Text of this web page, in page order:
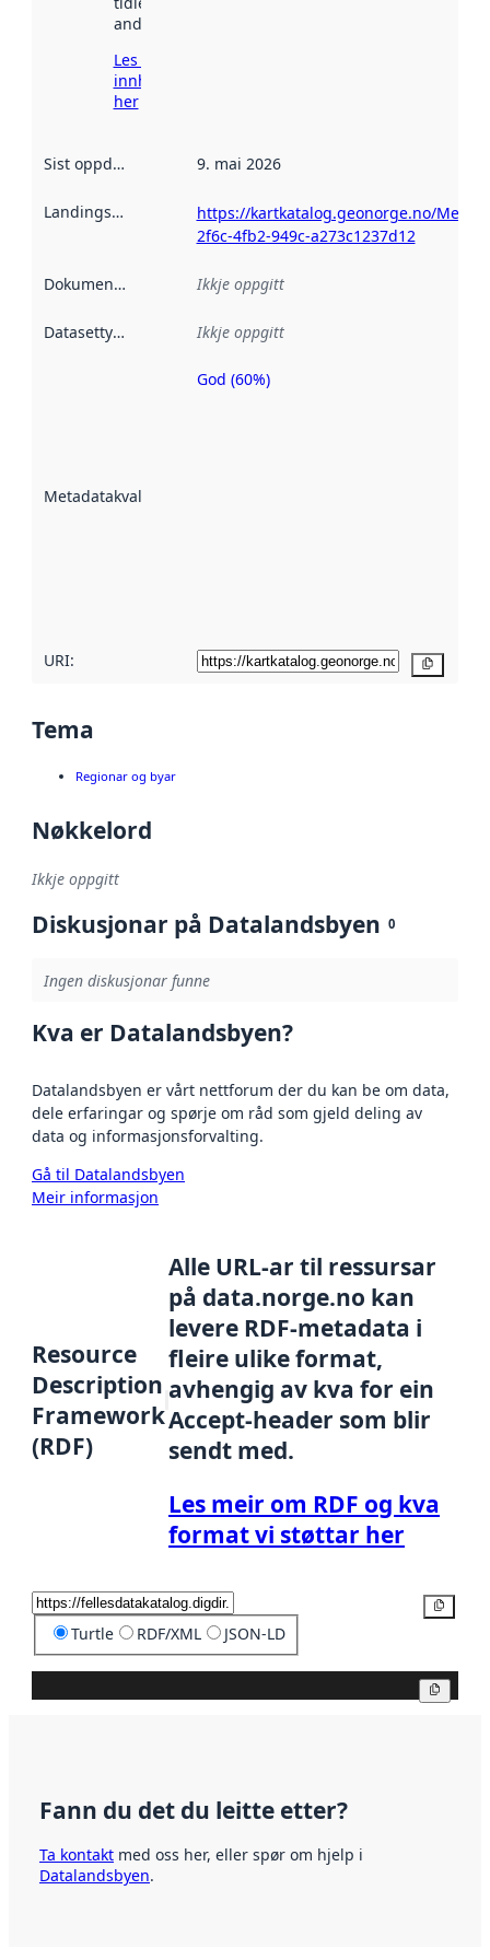
andre stader.
Les meir om
innhenting
her
Sist oppdatert 9. mai 2026
Landingsside
https://kartkatalog.geonorge.no/
2f6c-4fb2-949c-a273c1237d12
Dokumentasjon Ikkje oppgitt
Datasettype Ikkje oppgitt
Metadatakvalitet
Metadatakvalitet
God (60%)
URI:
Tema
Regionar og byar
Nøkkelord
Ikkje oppgitt
Diskusjonar på Datalandsbyen 0
Ingen diskusjonar funne
Kva er Datalandsbyen?
Datalandsbyen er vårt nettforum der du kan be om data,
dele erfaringar og spørje om råd som gjeld deling av
data og informasjonsforvalting.
Gå til Datalandsbyen
Meir informasjon
Resource
Description
Framework
(RDF)
Alle URL-ar til ressursar
på data.norge.no kan
levere RDF-metadata i
fleire ulike format,
avhengig av kva for ein
Accept-header som blir
sendt med.
Les meir om RDF og kva
format vi støttar her
Turtle RDF/XML JSON-LD
Fann du det du leitte etter?
Ta kontakt med oss her, eller spør om hjelp i
Datalandsbyen.